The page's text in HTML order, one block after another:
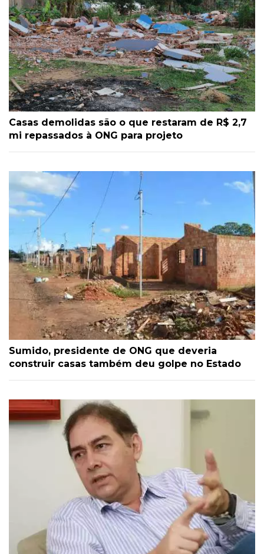
Casas demolidas são o que restaram de R$ 2,7
mi repassados à ONG para projeto
Sumido, presidente de ONG que deveria
construir casas também deu golpe no Estado